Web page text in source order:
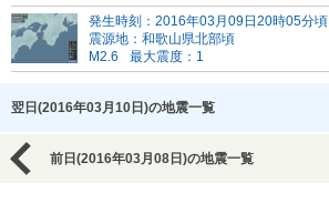
発生時刻：2016年03月09日20時05分頃
震源地：和歌山県北部頃
M2.6
最大震度：1
翌日(2016年03月10日)の地震一覧
前日(2016年03月08日)の地震一覧